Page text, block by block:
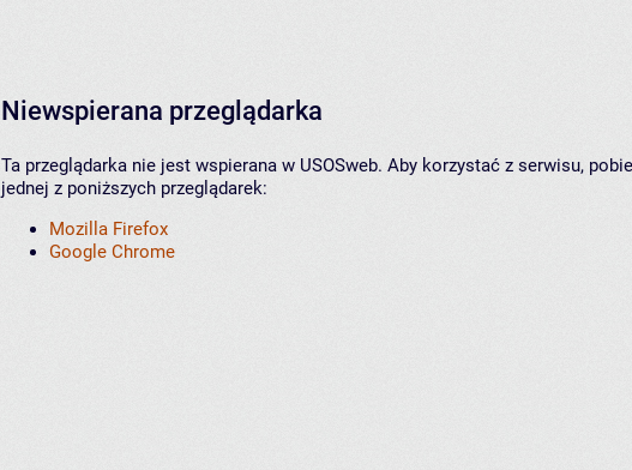
Niewspierana przeglądarka
Ta przeglądarka nie jest wspierana w USOSweb. Aby korzystać z serwisu,
jednej z poniższych przeglądarek:
Mozilla Firefox
Google Chrome